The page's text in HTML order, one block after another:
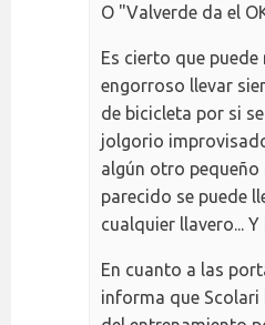
O "Valverde da el
Es cierto que
engorroso llevar
de bicicleta por si
jolgorio
algún otro
parecido se puede
cualquier llavero... Y
En cuanto a las
informa que Scolari